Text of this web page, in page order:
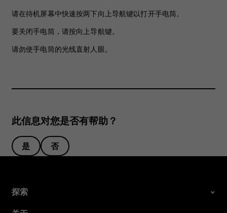
请在待机屏幕中快速按两下向上导航键以打开手电筒。
要关闭手电筒，请按向上导航键。
请勿使手电筒的光线直射人眼。
此信息对您是否有帮助？
是 否
探索